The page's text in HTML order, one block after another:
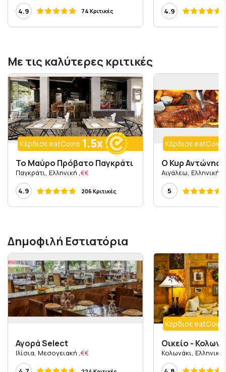
4.9
74 Κριτικές 4.9
Με τις καλύτερες κριτικές
Κέρδισε eatCoins 1.5x
Το Μαύρο Πρόβατο Παγκράτι
€€
, Παγκράτι, Ελληνική
4.9
206 Κριτικές
Κέρδισε eatCoins
5
Δημοφιλή Εστιατόρια
Αγορά Select
€€
, Ιλίσια, Μεσογειακή
Κέρδισε eatCoins
Οικείο -